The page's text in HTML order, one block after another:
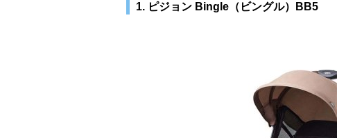
1. ピジョン Bingle（ビングル）BB5